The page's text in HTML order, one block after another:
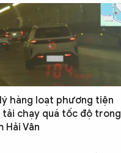
hàng loạt phương tiện
tải chạy quá tốc độ trong
Hải Vân